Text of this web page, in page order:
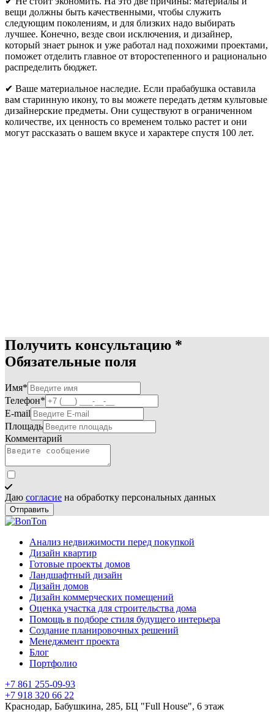
вещи должны быть качественными, чтобы служить
следующим поколениям, и для близких надо выбирать
лучшее. Конечно, везде свои исключения, и дизайнер,
который знает рынок и уже работал над похожими проектами,
поможет отделить главное от второстепенного и рационально
распределить бюджет.
✔ Ваше материальное наследие. Если прабабушка оставила
вам старинную икону, то вы можете передать детям культовые
дизайнерские предметы. Они существуют в ограниченном
количестве, их ценность со временем только растет и они
могут рассказать о вашем вкусе и характере спустя 100 лет.
Получить консультацию *
Обязательные поля
Имя*
Телефон*
E-mail
Площадь
Комментарий
Даю согласие на обработку персональных данных
Отправить
Анализ недвижимости перед покупкой
Дизайн квартир
Готовые проекты домов
Ландшафтный дизайн
Дизайн домов
Дизайн коммерческих помещений
Оценка участка для строительства дома
Помощь в подборе стиля будущего интерьера
Создание планировочных решений
Менеджмент проекта
Блог
Портфолио
+7 861 255-09-93
+7 918 320 66 22
Краснодар, Бабушкина, 285, БЦ "Full House", 6 этаж